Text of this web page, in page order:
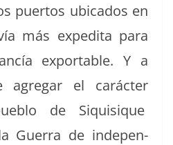
puer­tos ubi­ca­dos en
más expe­di­ta para
exportable. Y a
agre­gar el carác­ter
de Siquisique
Guer­ra de inde­pen­